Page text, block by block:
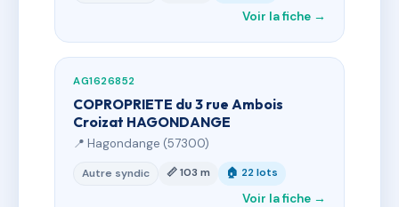
Voir la fiche →
AG1626852
COPROPRIETE du 3 rue Ambois
Croizat HAGONDANGE
📍 Hagondange (57300)
Autre syndic 📏 103 m 🏠 22 lots
Voir la fiche →